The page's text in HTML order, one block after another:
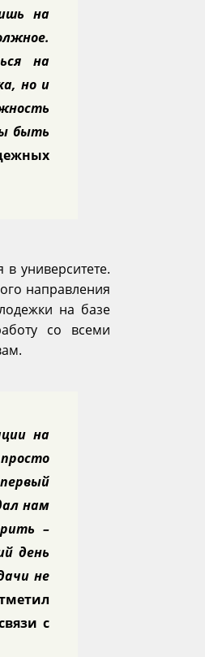
на
на
но и
быть
университете.
направления
на базе
со всеми
на
нам
–
день
не
с